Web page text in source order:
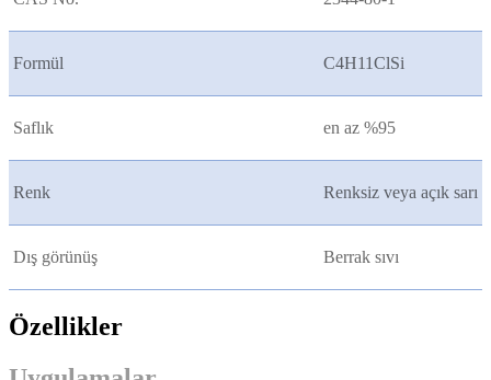
Formül C4H11ClSi
Saflık en az %95
Renk Renksiz veya açık sarı
Dış görünüş Berrak sıvı
Özellikler